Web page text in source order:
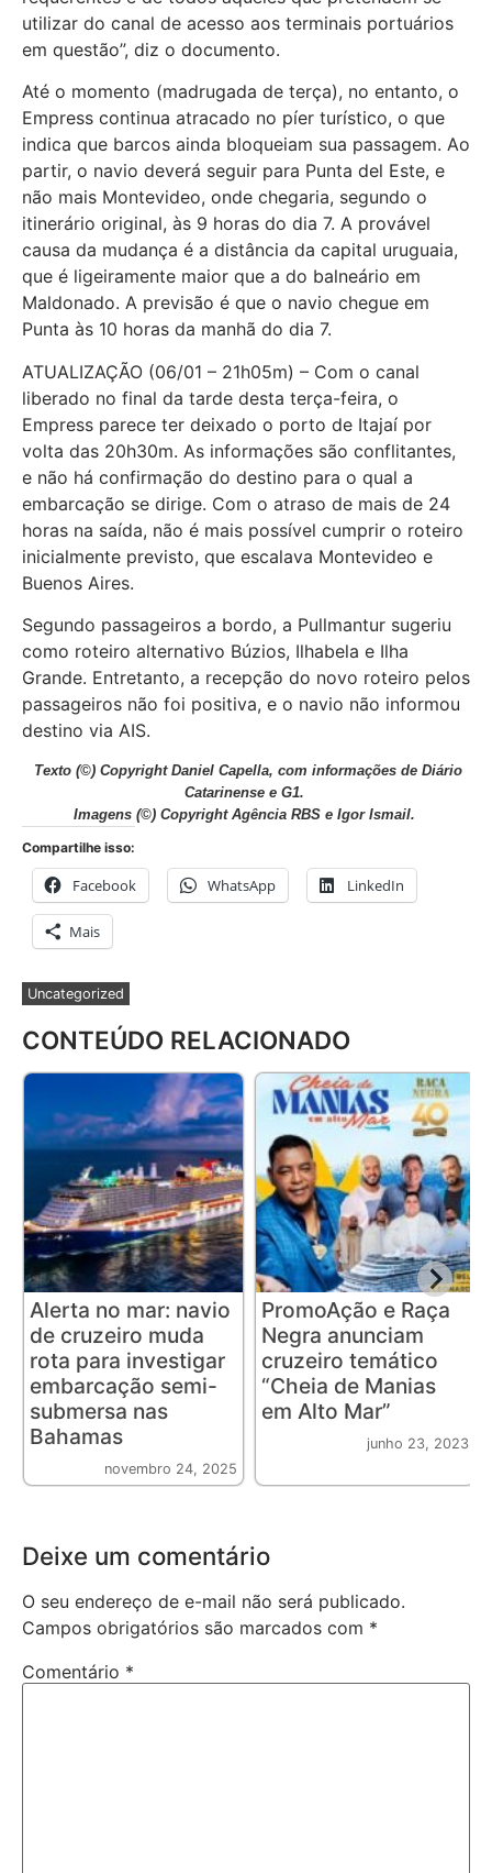
utilizar do canal de acesso aos terminais portuários
em questão”, diz o documento.
Até o momento (madrugada de terça), no entanto, o
Empress continua atracado no píer turístico, o que
indica que barcos ainda bloqueiam sua passagem. Ao
partir, o navio deverá seguir para Punta del Este, e
não mais Montevideo, onde chegaria, segundo o
itinerário original, às 9 horas do dia 7. A provável
causa da mudança é a distância da capital uruguaia,
que é ligeiramente maior que a do balneário em
Maldonado. A previsão é que o navio chegue em
Punta às 10 horas da manhã do dia 7.
ATUALIZAÇÃO (06/01 – 21h05m) – Com o canal
liberado no final da tarde desta terça-feira, o
Empress parece ter deixado o porto de Itajaí por
volta das 20h30m. As informações são conflitantes,
e não há confirmação do destino para o qual a
embarcação se dirige. Com o atraso de mais de 24
horas na saída, não é mais possível cumprir o roteiro
inicialmente previsto, que escalava Montevideo e
Buenos Aires.
Segundo passageiros a bordo, a Pullmantur sugeriu
como roteiro alternativo Búzios, Ilhabela e Ilha
Grande. Entretanto, a recepção do novo roteiro pelos
passageiros não foi positiva, e o navio não informou
destino via AIS.
Texto (©) Copyright Daniel Capella, com informações de Diário
Catarinense e G1.
Imagens (©) Copyright Agência RBS e Igor Ismail.
Compartilhe isso:
Facebook WhatsApp LinkedIn
Mais
Uncategorized
CONTEÚDO RELACIONADO
Alerta no mar: navio
de cruzeiro muda
rota para investigar
embarcação semi-
submersa nas
Bahamas
novembro 24, 2025
PromoAção e Raça
Negra anunciam
cruzeiro temático
“Cheia de Manias
em Alto Mar”
junho 23, 2023
Deixe um comentário
O seu endereço de e-mail não será publicado.
Campos obrigatórios são marcados com *
Comentário *